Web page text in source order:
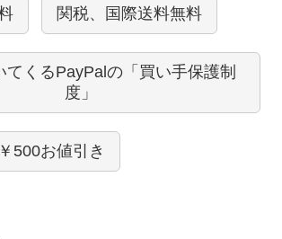
関税、国際送料無料
てくるPayPalの「買い手保護制
度」
500お値引き